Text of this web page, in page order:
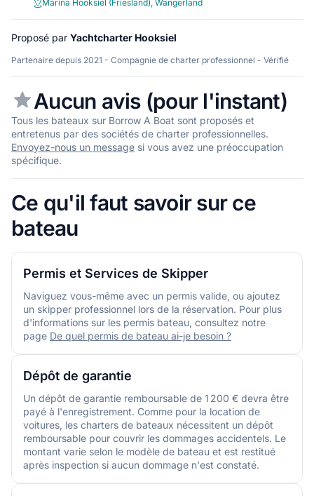
Marina Hooksiel (Friesland), Wangerland
Proposé par Yachtcharter Hooksiel
Partenaire depuis 2021 - Compagnie de charter professionnel - Vérifié
Aucun avis (pour l'instant)
Tous les bateaux sur Borrow A Boat sont proposés et
entretenus par des sociétés de charter professionnelles.
Envoyez-nous un message si vous avez une préoccupation
spécifique.
Ce qu'il faut savoir sur ce
bateau
Permis et Services de Skipper
Naviguez vous-même avec un permis valide, ou ajoutez
un skipper professionnel lors de la réservation. Pour plus
d'informations sur les permis bateau, consultez notre
page De quel permis de bateau ai-je besoin ?
Dépôt de garantie
Un dépôt de garantie remboursable de 1 200 € devra être
payé à l'enregistrement. Comme pour la location de
voitures, les charters de bateaux nécessitent un dépôt
remboursable pour couvrir les dommages accidentels. Le
montant varie selon le modèle de bateau et est restitué
après inspection si aucun dommage n'est constaté.